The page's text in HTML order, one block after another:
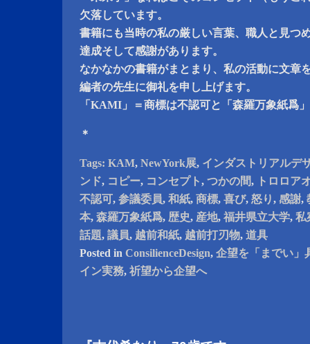
欠落しています。
書籍にも当時の私の厳しい言葉、職人と見つ
達成そして感謝があります。
なかなかの書籍がまとまり、私の活動に文章
編者の先生に御礼を申し上げます。
「KAMI」＝商標は不認可と「森羅万象紙爲
＊
Tags: KAM, NewYork展, インダストリアルデ
ンド, コピー, コンセプト, つかの間,
トロロア
不認可, 参議委員, 和紙, 商標, 喜び, 怒り, 感謝,
本, 森羅万象紙爲, 歴史, 産地, 福井県立大学, 私
話題, 議員, 越前和紙, 越前打刃物, 道具
Posted in ConsilienceDesign, 企望を「までい」
イン実務, 祈望から企望へ